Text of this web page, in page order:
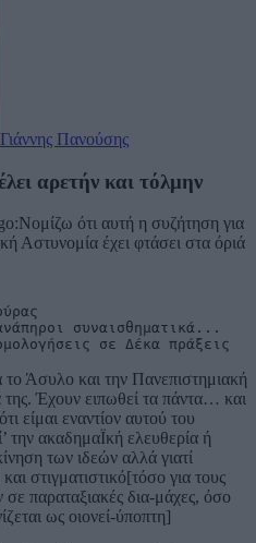
Γιάννης Πανούσης
αρετήν και τόλμην
ότι αυτή η συζήτηση για
Αστυνομία έχει φτάσει στα όριά
σε Δέκα πράξεις
Άσυλο και την Πανεπιστημιακή
της. Έχουν ειπωθεί τα πάντα… και
είμαι εναντίον αυτού του
την ακαδημαΪκή ελευθερία ή
των ιδεών αλλά γιατί
στιγματιστικό[τόσο για τους
παραταξιακές δια-μάχες, όσο
ως οιονεί-ύποπτη]